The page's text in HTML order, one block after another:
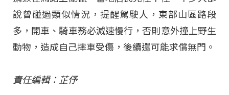
說曾碰過類似情況，提醒駕駛人，東部山區路段
多，開車、騎車務必減速慢行，否則意外撞上野生
動物，造成自己摔車受傷，後續還可能求償無門。
責任編輯：芷伃